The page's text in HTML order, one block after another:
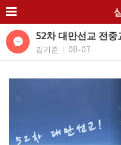
52차 대만선교 전중
김기준 08-07